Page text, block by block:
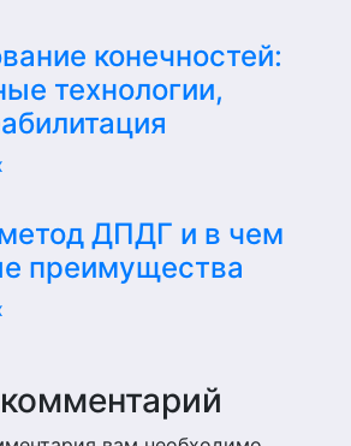
конечностей:
технологии,
ДПДГ и в чем
преимущества